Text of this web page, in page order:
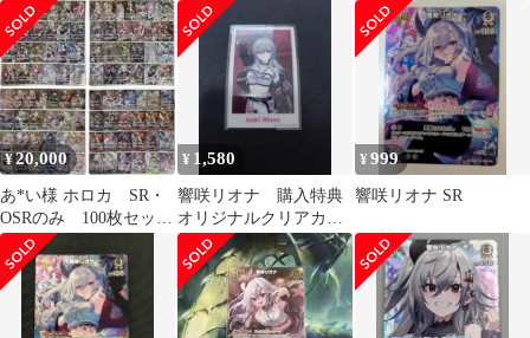
¥20,000
あ*い様 ホロカ SR・
OSRのみ 100枚セッ
ト 1000
¥ 1,580
響咲リオナ 購入特典
オリジナルクリアカー
ド 原宿 ホロライブ
¥999
響咲リオナ SR